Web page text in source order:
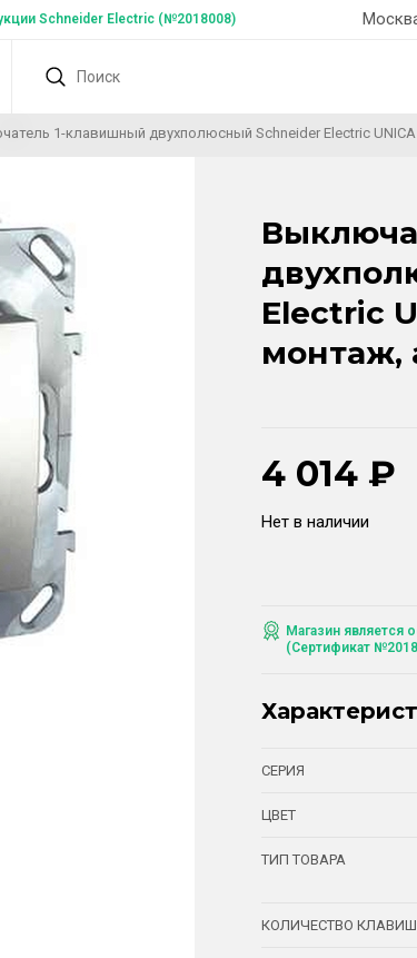
Schneider Electric (№2018008)
1-клавишный двухполюсный Schneider Electric
Electric
монтаж,
4 014 ₽
Нет в наличии
Магазин является
(Сертификат
СЕРИЯ
ЦВЕТ
ТИП ТОВАРА
КОЛИЧЕСТВО КЛАВИШ